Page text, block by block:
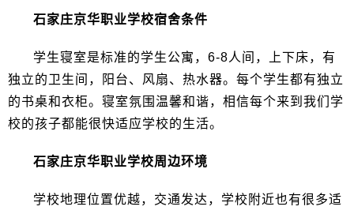
石家庄京华职业学校宿舍条件
学生寝室是标准的学生公寓，6-8人间，上下床，有
独立的卫生间，阳台、风扇、热水器。每个学生都有独立
的书桌和衣柜。寝室氛围温馨和谐，相信每个来到我们学
校的孩子都能很快适应学校的生活。
石家庄京华职业学校周边环境
学校地理位置优越，交通发达，学校附近也有很多适